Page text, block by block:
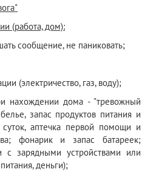
(работа, дом):
сообщение, не паниковать;
(электричество, газ, воду);
нахождении дома - "тревожный
запас продуктов питания и
аптечка первой помощи и
фонарик и запас батареек;
с зарядными устройствами или
деньги);